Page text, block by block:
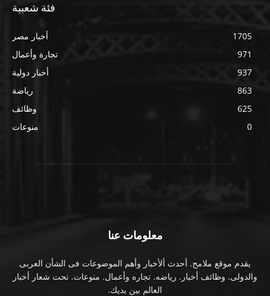
فئة شعبية
أخبار مصر
1705
تجارة وأعمال
971
أخبار دولية
937
رياضة
863
وظائف
625
منوعات
0
معلومات عنا
يقدم موقع ملامح. أحدث ألأخبار وأهم الموضوعات فى الشأن العربى
والدولى. وظائف أخبار. رياضه. تجاره وأعمال. منوعات. تحت شعار أخبار
العالم بين يديك.